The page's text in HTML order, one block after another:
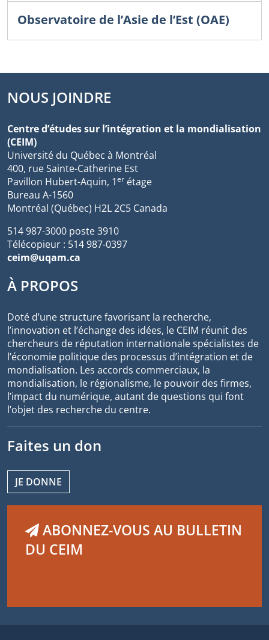
Observatoire de l’Asie de l’Est (OAE)
NOUS JOINDRE
Centre d’études sur l’intégration et la mondialisation
(CEIM)
Université du Québec à Montréal
400, rue Sainte-Catherine Est
Pavillon Hubert-Aquin, 1er étage
Bureau A-1560
Montréal (Québec) H2L 2C5 Canada
514 987-3000 poste 3910
Télécopieur : 514 987-0397
ceim@uqam.ca
À PROPOS
Doté d’une structure favorisant la recherche,
l’innovation et l’échange des idées, le CEIM réunit des
chercheurs de réputation internationale spécialistes de
l’économie politique des processus d’intégration et de
mondialisation. Les accords commerciaux, la
mondialisation, le régionalisme, le pouvoir des firmes,
l’impact du numérique, autant de questions qui font
l’objet des recherche du centre.
Faites un don
JE DONNE
ABONNEZ-VOUS AU BULLETIN
DU CEIM